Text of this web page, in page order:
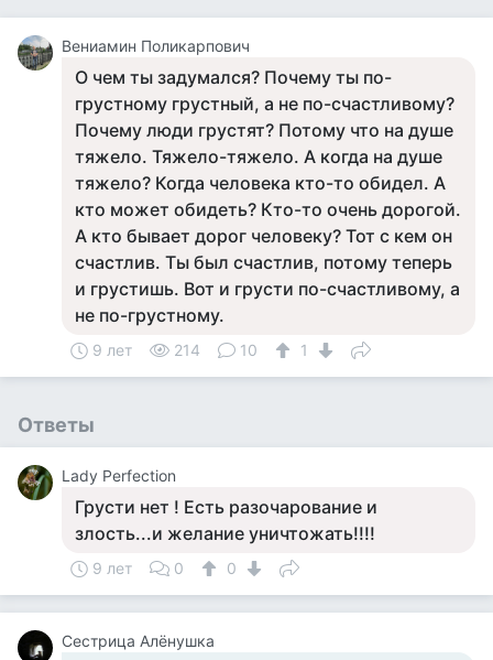
Вениамин Поликарпович
О чем ты задумался? Почему ты по-
грустному грустный, а не по-счастливому?
Почему люди грустят? Потому что на душе
тяжело. Тяжело-тяжело. А когда на душе
тяжело? Когда человека кто-то обидел. А
кто может обидеть? Кто-то очень дорогой.
А кто бывает дорог человеку? Тот с кем он
счастлив. Ты был счастлив, потому теперь
и грустишь. Вот и грусти по-счастливому, а
не по-грустному.
9 лет 214 10 1
Ответы
Lady Perfection
Грусти нет ! Есть разочарование и
злость...и желание уничтожать!!!!
9 лет 0 0
Сестрица Алёнушка